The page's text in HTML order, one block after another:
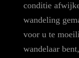
conditie
wandeling
voor u te
wandelaar